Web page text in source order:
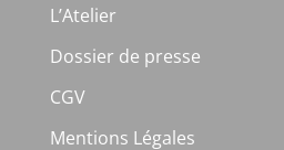
L’Atelier
Dossier de presse
CGV
Mentions Légales